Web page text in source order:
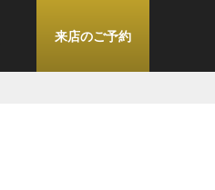
来店のご予約